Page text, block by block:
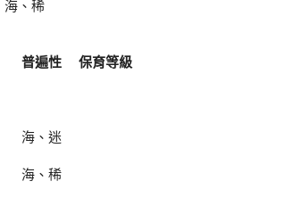
海、稀
普遍性 保育等級
海、迷
海、稀